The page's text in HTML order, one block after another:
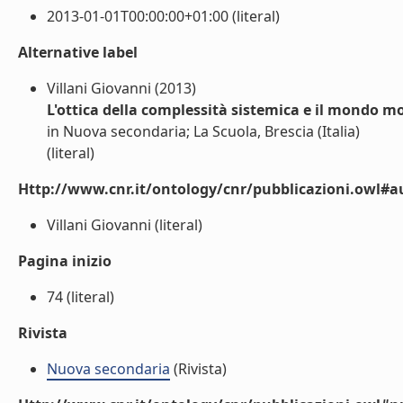
2013-01-01T00:00:00+01:00 (literal)
Alternative label
Villani Giovanni (2013)
L'ottica della complessità sistemica e il mondo
in Nuova secondaria; La Scuola, Brescia (Italia)
(literal)
Http://www.cnr.it/ontology/cnr/
Villani Giovanni (literal)
Pagina inizio
74 (literal)
Rivista
Nuova secondaria (Rivista)